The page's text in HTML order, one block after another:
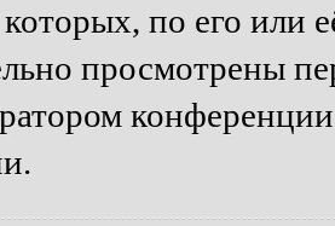
по его или
просмотрены